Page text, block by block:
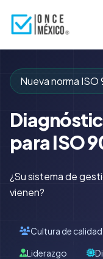
Nueva norma
para ISO
¿Su sistema de
vienen?
Cultura de calidad
Liderazgo